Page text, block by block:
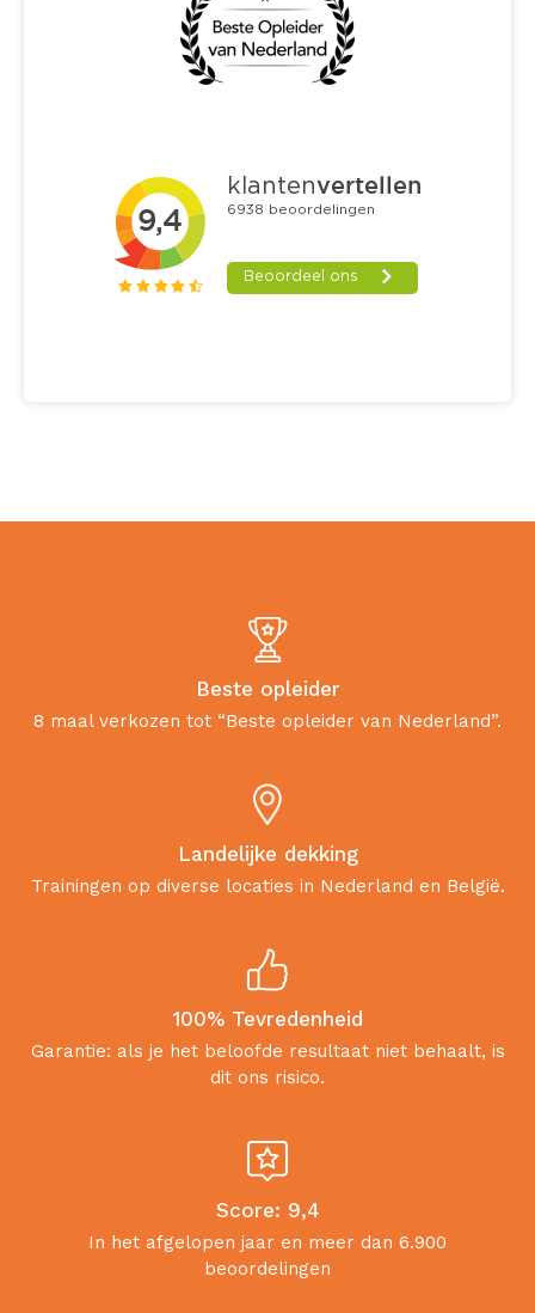
Beste opleider
8 maal verkozen tot “Beste opleider van Nederland”.
Landelijke dekking
Trainingen op diverse locaties in Nederland en België.
100% Tevredenheid
Garantie: als je het beloofde resultaat niet behaalt, is
dit ons risico.
Score: 9,4
In het afgelopen jaar en meer dan 6.900
beoordelingen